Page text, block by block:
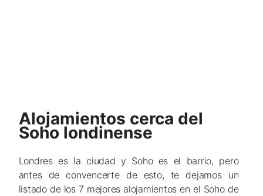
Alojamientos cerca del
Soho londinense
Londres es la ciudad y Soho es el barrio, pero
antes de convencerte de esto, te dejamos un
listado de los 7 mejores alojamientos en el Soho de